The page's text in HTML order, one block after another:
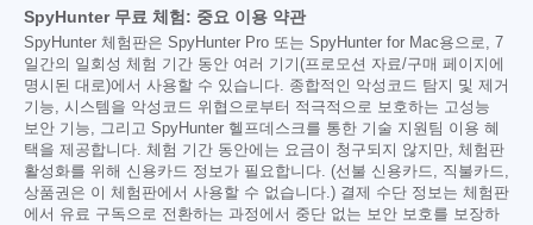
SpyHunter 무료 체험: 중요 이용 약관
SpyHunter 체험판은 SpyHunter Pro 또는 SpyHunter for Mac용으로, 7
일간의 일회성 체험 기간 동안 여러 기기(프로모션 자료/구매 페이지에
명시된 대로)에서 사용할 수 있습니다. 종합적인 악성코드 탐지 및 제거
기능, 시스템을 악성코드 위협으로부터 적극적으로 보호하는 고성능
보안 기능, 그리고 SpyHunter 헬프데스크를 통한 기술 지원팀 이용 혜
택을 제공합니다. 체험 기간 동안에는 요금이 청구되지 않지만, 체험판
활성화를 위해 신용카드 정보가 필요합니다. (선불 신용카드, 직불카드,
상품권은 이 체험판에서 사용할 수 없습니다.) 결제 수단 정보는 체험판
에서 유료 구독으로 전환하는 과정에서 중단 없는 보안 보호를 보장하